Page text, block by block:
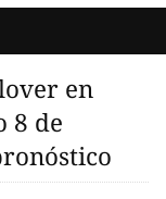
en
8 de